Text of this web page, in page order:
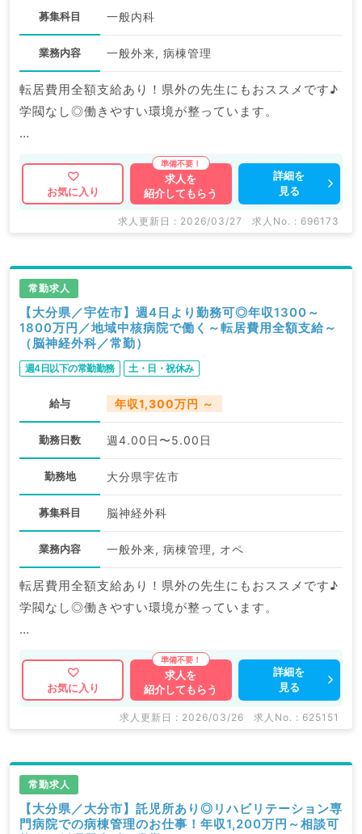
募集科目 一般内科
業務内容 一般外来, 病棟管理
転居費用全額支給あり！県外の先生にもおススメです♪
学閥なし◎働きやすい環境が整っています。
マイナビDOCTORでは病院やクリニックなどの医療機
関求人はもちろんのこと、
掲載情報以外にも産業医等の企業系求人も多数扱ってい
求人内容の詳細等はお気軽にお問合せ下さい。
お気に入り
求人を
紹介してもらう
詳細を
見る
求人更新日 : 2026/03/27 求人No. : 696173
常勤求人
【大分県／宇佐市】週4日より勤務可◎年収1300～
1800万円／地域中核病院で働く～転居費用全額支給～
（脳神経外科／常勤）
週4日以下の常勤勤務 土・日・祝休み
給与 年収1,300万円 ～
勤務日数 週4.00日〜5.00日
勤務地 大分県宇佐市
募集科目 脳神経外科
業務内容 一般外来, 病棟管理, オペ
転居費用全額支給あり！県外の先生にもおススメです♪
学閥なし◎働きやすい環境が整っています。
マイナビDOCTORでは病院やクリニックなどの医療機
関求人はもちろんのこと、
掲載情報以外にも産業医等の企業系求人も多数扱ってい
求人内容の詳細等はお気軽にお問合せ下さい。
お気に入り
求人を
紹介してもらう
詳細を
見る
求人更新日 : 2026/03/26 求人No. : 625151
常勤求人
【大分県／大分市】託児所あり◎リハビリテーション専
門病院での病棟管理のお仕事！年収1,200万円～相談可